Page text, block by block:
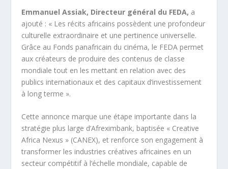
Emmanuel Assiak, Directeur général du FEDA, a
ajouté : « Les récits africains possèdent une profondeur
culturelle extraordinaire et une pertinence universelle.
Grâce au Fonds panafricain du cinéma, le FEDA permet
aux créateurs de produire des contenus de classe
mondiale tout en les mettant en relation avec des
publics internationaux et des capitaux d’investissement
à long terme ».
Cette annonce marque une étape importante dans la
stratégie plus large d’Afreximbank, baptisée « Creative
Africa Nexus » (CANEX), et renforce son engagement à
transformer les industries créatives africaines en un
secteur compétitif à l’échelle mondiale, capable de